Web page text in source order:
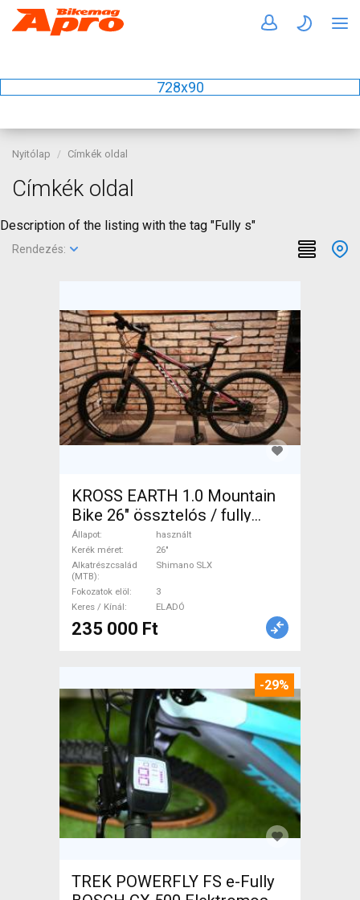
728x90
Nyitólap Címkék oldal
Címkék oldal
Description of the listing with the tag "Fully s"
Rendezés:
KROSS EARTH 1.0 Mountain
Bike 26" össztelós / fully
Shimano SLX használt ELADÓ
Állapot
használt
Kerék méret
26"
Alkatrészcsalád
(MTB)
Shimano SLX
Fokozatok elöl
3
Keres / Kínál
ELADÓ
235 000 Ft
-29%
TREK POWERFLY FS e-Fully